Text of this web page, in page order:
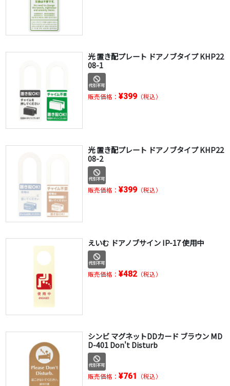
光 置き配プレート ドアノブタイプ KHP22
08-1
販売価格： ¥399（税込）
光 置き配プレート ドアノブタイプ KHP22
08-2
販売価格： ¥399（税込）
えいむ ドアノブサイン IP-17 使用中
販売価格： ¥482（税込）
シンビ マグネットDDカード ブラウン MD
D-401 Don't Disturb
販売価格： ¥761 （税込）